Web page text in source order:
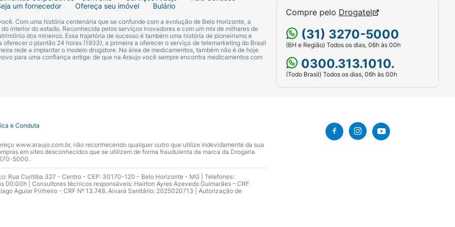
um fornecedor
Ofereça seu imóvel Bulário
Com uma história centenária que se confunde com a evolução de Belo Horizonte, a
interior do estado. Reconhecida pelos serviços inovadores e com um mix de milhares de
dos mineiros. Essa trajetória de sucesso é também uma história de pioneirismo e
o plantão 24 horas (1933), a primeira a oferecer o serviço de telemarketing do Brasil
rede a implantar o modelo drugstore. Na área de medicamentos, também não é de hoje
para uma confiança antiga: de que na Araujo você sempre encontra medicamentos com
Compre pelo Drogatel
(31) 3270-5000
(BH e Região) Todos os dias, 06h às 00h
0300.313.1010.
(Todo Brasil) Todos os dias, 06h às 00h
e Conduta
www.araujo.com.br, não reconhecendo qualquer outro que utilize indevidamente da sua
em sites desconhecidos que se utilizem de forma fraudulenta da marca da Drogaria
5000.
Rua Curitiba 327 - Centro - CEP: 30170-120 - Belo Horizonte - MG | Telefones:
| Consultores técnicos responsáveis: Hairton Ayres Azevedo Guimarães – CRF
Aguiar Pinheiro - CRF Nº 13.748. Alvará Sanitário: 2025020713 | Autorização de